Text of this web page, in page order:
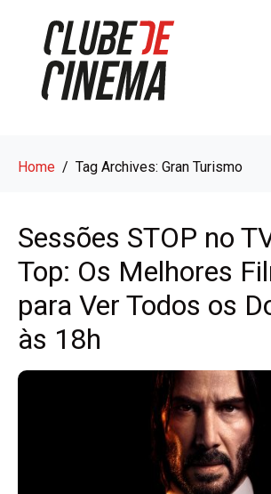
Home Tag Archives: Gran Turismo
Sessões STOP no
Top: Os Melhores
para Ver Todos os
às 18h